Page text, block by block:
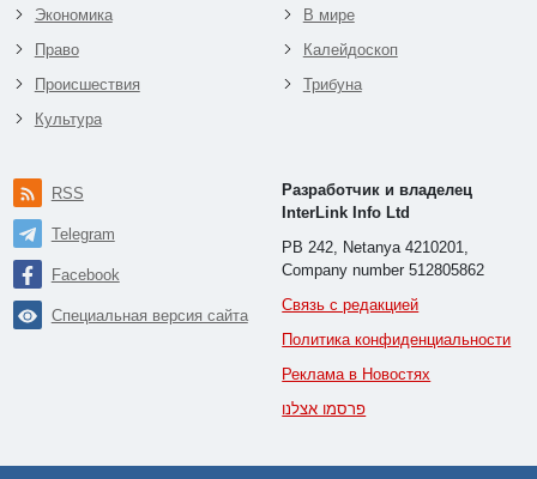
Экономика
Право
Происшествия
Культура
В мире
Калейдоскоп
Трибуна
RSS
Telegram
Facebook
Специальная версия сайта
Разработчик и владелец
InterLink Info Ltd
PB 242, Netanya 4210201,
Company number 512805862
Связь с редакцией
Политика конфиденциальности
Реклама в Новостях
פרסמו אצלנו